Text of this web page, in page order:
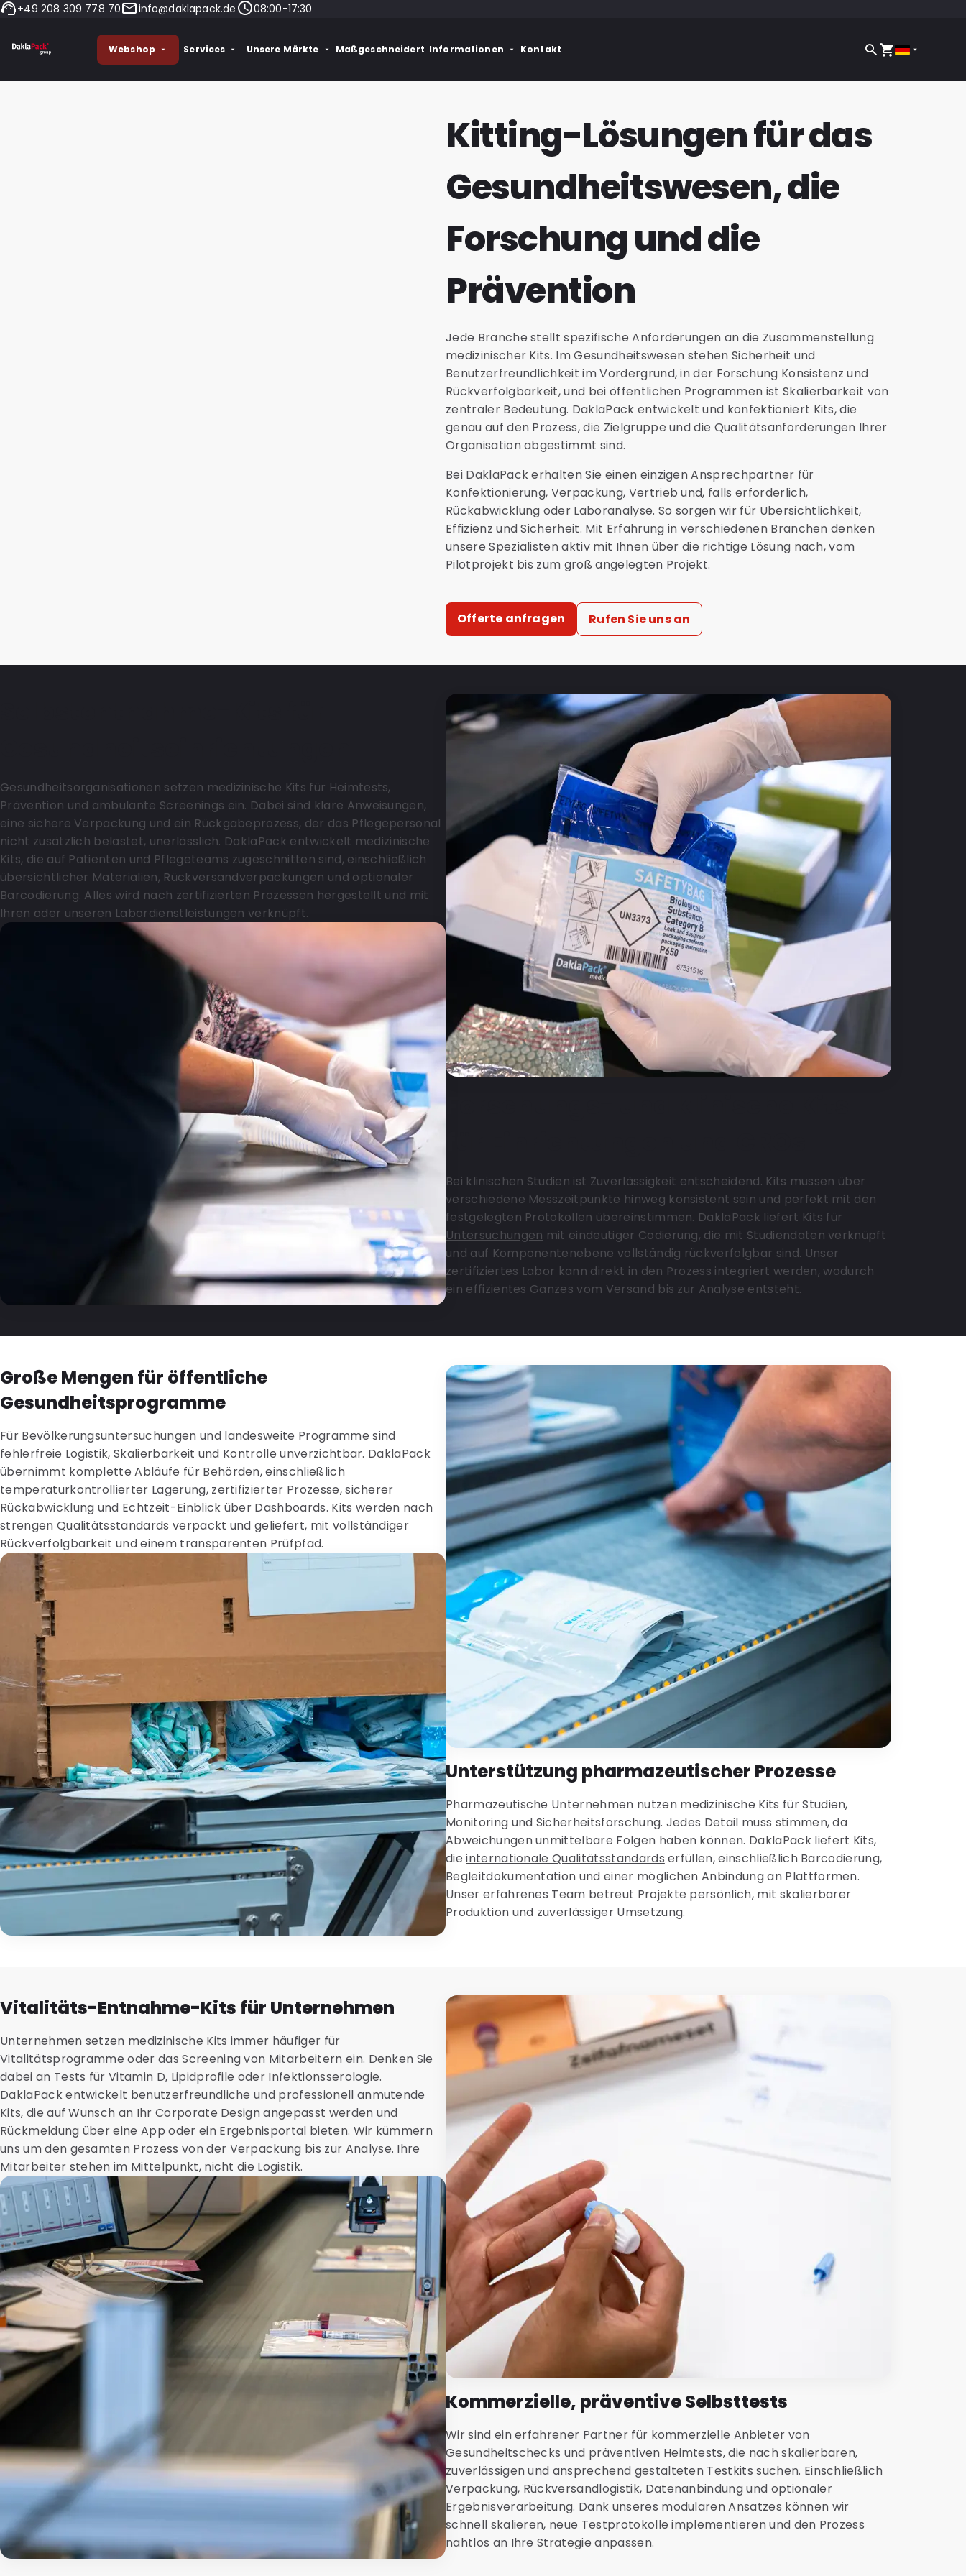
+49 208 309 778 70 info@daklapack.de 08:00-17:30
Webshop Services Unsere Märkte Maßgeschneidert Informationen Kontakt
Kitting-Lösungen für das
Gesundheitswesen, die
Forschung und die
Prävention
Jede Branche stellt spezifische Anforderungen an die Zusammenstellung
medizinischer Kits. Im Gesundheitswesen stehen Sicherheit und
Benutzerfreundlichkeit im Vordergrund, in der Forschung Konsistenz und
Rückverfolgbarkeit, und bei öffentlichen Programmen ist Skalierbarkeit von
zentraler Bedeutung. DaklaPack entwickelt und konfektioniert Kits, die
genau auf den Prozess, die Zielgruppe und die Qualitätsanforderungen Ihrer
Organisation abgestimmt sind.
Bei DaklaPack erhalten Sie einen einzigen Ansprechpartner für
Konfektionierung, Verpackung, Vertrieb und, falls erforderlich,
Rückabwicklung oder Laboranalyse. So sorgen wir für Übersichtlichkeit,
Effizienz und Sicherheit. Mit Erfahrung in verschiedenen Branchen denken
unsere Spezialisten aktiv mit Ihnen über die richtige Lösung nach, vom
Pilotprojekt bis zum groß angelegten Projekt.
Offerte anfragen Rufen Sie uns an
Gesundheitsorganisationen setzen medizinische Kits für Heimtests,
Prävention und ambulante Screenings ein. Dabei sind klare Anweisungen,
eine sichere Verpackung und ein Rückgabeprozess, der das Pflegepersonal
nicht zusätzlich belastet, unerlässlich. DaklaPack entwickelt medizinische
Kits, die auf Patienten und Pflegeteams zugeschnitten sind, einschließlich
übersichtlicher Materialien, Rückversandverpackungen und optionaler
Barcodierung. Alles wird nach zertifizierten Prozessen hergestellt und mit
Ihren oder unseren Labordienstleistungen verknüpft.
Bei klinischen Studien ist Zuverlässigkeit entscheidend. Kits müssen über
verschiedene Messzeitpunkte hinweg konsistent sein und perfekt mit den
festgelegten Protokollen übereinstimmen. DaklaPack liefert Kits für
Untersuchungen mit eindeutiger Codierung, die mit Studiendaten verknüpft
und auf Komponentenebene vollständig rückverfolgbar sind. Unser
zertifiziertes Labor kann direkt in den Prozess integriert werden, wodurch
ein effizientes Ganzes vom Versand bis zur Analyse entsteht.
Große Mengen für öffentliche
Gesundheitsprogramme
Für Bevölkerungsuntersuchungen und landesweite Programme sind
fehlerfreie Logistik, Skalierbarkeit und Kontrolle unverzichtbar. DaklaPack
übernimmt komplette Abläufe für Behörden, einschließlich
temperaturkontrollierter Lagerung, zertifizierter Prozesse, sicherer
Rückabwicklung und Echtzeit-Einblick über Dashboards. Kits werden nach
strengen Qualitätsstandards verpackt und geliefert, mit vollständiger
Rückverfolgbarkeit und einem transparenten Prüfpfad.
Unterstützung pharmazeutischer Prozesse
Pharmazeutische Unternehmen nutzen medizinische Kits für Studien,
Monitoring und Sicherheitsforschung. Jedes Detail muss stimmen, da
Abweichungen unmittelbare Folgen haben können. DaklaPack liefert Kits,
dieinternationale Qualitätsstandards erfüllen, einschließlich Barcodierung,
Begleitdokumentation und einer möglichen Anbindung an Plattformen.
Unser erfahrenes Team betreut Projekte persönlich, mit skalierbarer
Produktion und zuverlässiger Umsetzung.
Vitalitäts-Entnahme-Kits für Unternehmen
Unternehmen setzen medizinische Kits immer häufiger für
Vitalitätsprogramme oder das Screening von Mitarbeitern ein. Denken Sie
dabei an Tests für Vitamin D, Lipidprofile oder Infektionsserologie.
DaklaPack entwickelt benutzerfreundliche und professionell anmutende
Kits, die auf Wunsch an Ihr Corporate Design angepasst werden und
Rückmeldung über eine App oder ein Ergebnisportal bieten. Wir kümmern
uns um den gesamten Prozess von der Verpackung bis zur Analyse. Ihre
Mitarbeiter stehen im Mittelpunkt, nicht die Logistik.
Kommerzielle, präventive Selbsttests
Wir sind ein erfahrener Partner für kommerzielle Anbieter von
Gesundheitschecks und präventiven Heimtests, die nach skalierbaren,
zuverlässigen und ansprechend gestalteten Testkits suchen. Einschließlich
Verpackung, Rückversandlogistik, Datenanbindung und optionaler
Ergebnisverarbeitung. Dank unseres modularen Ansatzes können wir
schnell skalieren, neue Testprotokolle implementieren und den Prozess
nahtlos an Ihre Strategie anpassen.